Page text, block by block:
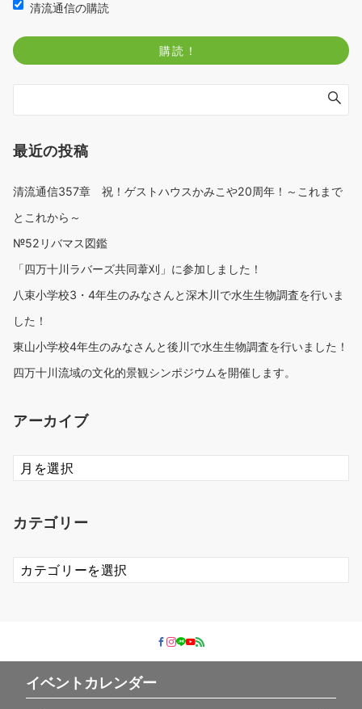
清流通信の購読
最近の投稿
清流通信357章 祝！ゲストハウスかみこや20周年！～これまで
とこれから～
№52リバマス図鑑
「四万十川ラバーズ共同葦刈」に参加しました！
八束小学校3・4年生のみなさんと深木川で水生生物調査を行いま
した！
東山小学校4年生のみなさんと後川で水生生物調査を行いました！
四万十川流域の文化的景観シンポジウムを開催します。
アーカイブ
ア
ー
ブ
カテゴリー
カ
テ
イベントカレンダー